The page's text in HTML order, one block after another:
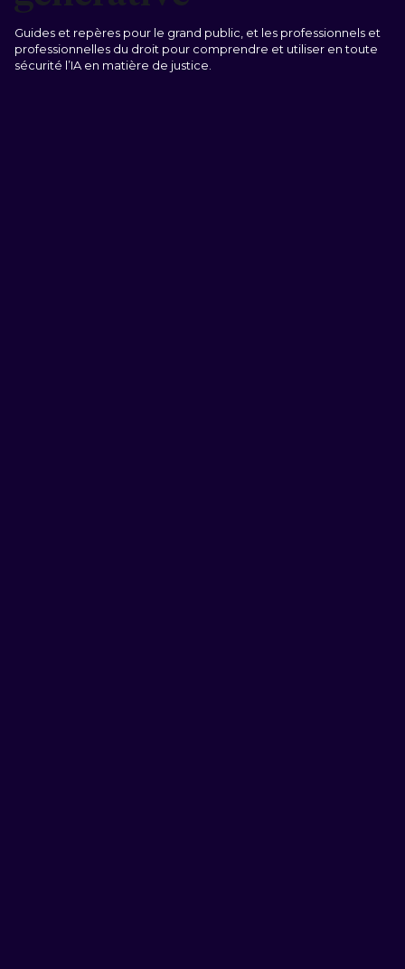
Guides et repères pour le grand public, et les professionnels et
professionnelles du droit pour comprendre et utiliser en toute
sécurité l’IA en matière de justice.